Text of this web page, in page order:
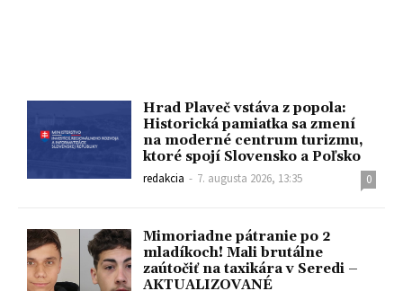
Hrad Plaveč vstáva z popola:
Historická pamiatka sa zmení
na moderné centrum turizmu,
ktoré spojí Slovensko a Poľsko
redakcia - 7. augusta 2026, 13:35 0
Mimoriadne pátranie po 2
mladíkoch! Mali brutálne
zaútočiť na taxikára v Seredi –
AKTUALIZOVANÉ